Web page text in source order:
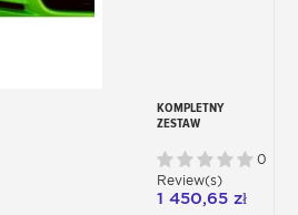
KOMPLETNY
ZESTAW
ODCIEŃ
PRODUCENTA
0
Review(s)
1 450,65 zł